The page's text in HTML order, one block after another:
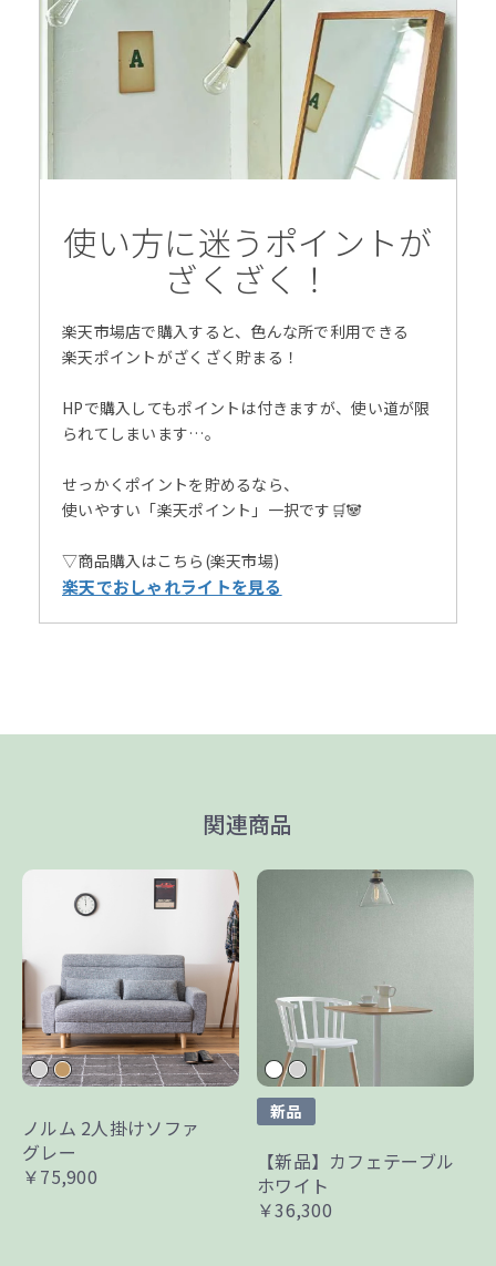
使い方に迷うポイントが
ざくざく！
楽天市場店で購入すると、色んな所で利用できる
楽天ポイントがざくざく貯まる！
HPで購入してもポイントは付きますが、使い道が限
られてしまいます…。
せっかくポイントを貯めるなら、
使いやすい「楽天ポイント」一択です🛒🐼
▽商品購入はこちら(楽天市場)
楽天でおしゃれライトを見る
関連商品
ノルム 2人掛けソファ
グレー
￥75,900
新品
【新品】カフェテーブル
ホワイト
￥36,300